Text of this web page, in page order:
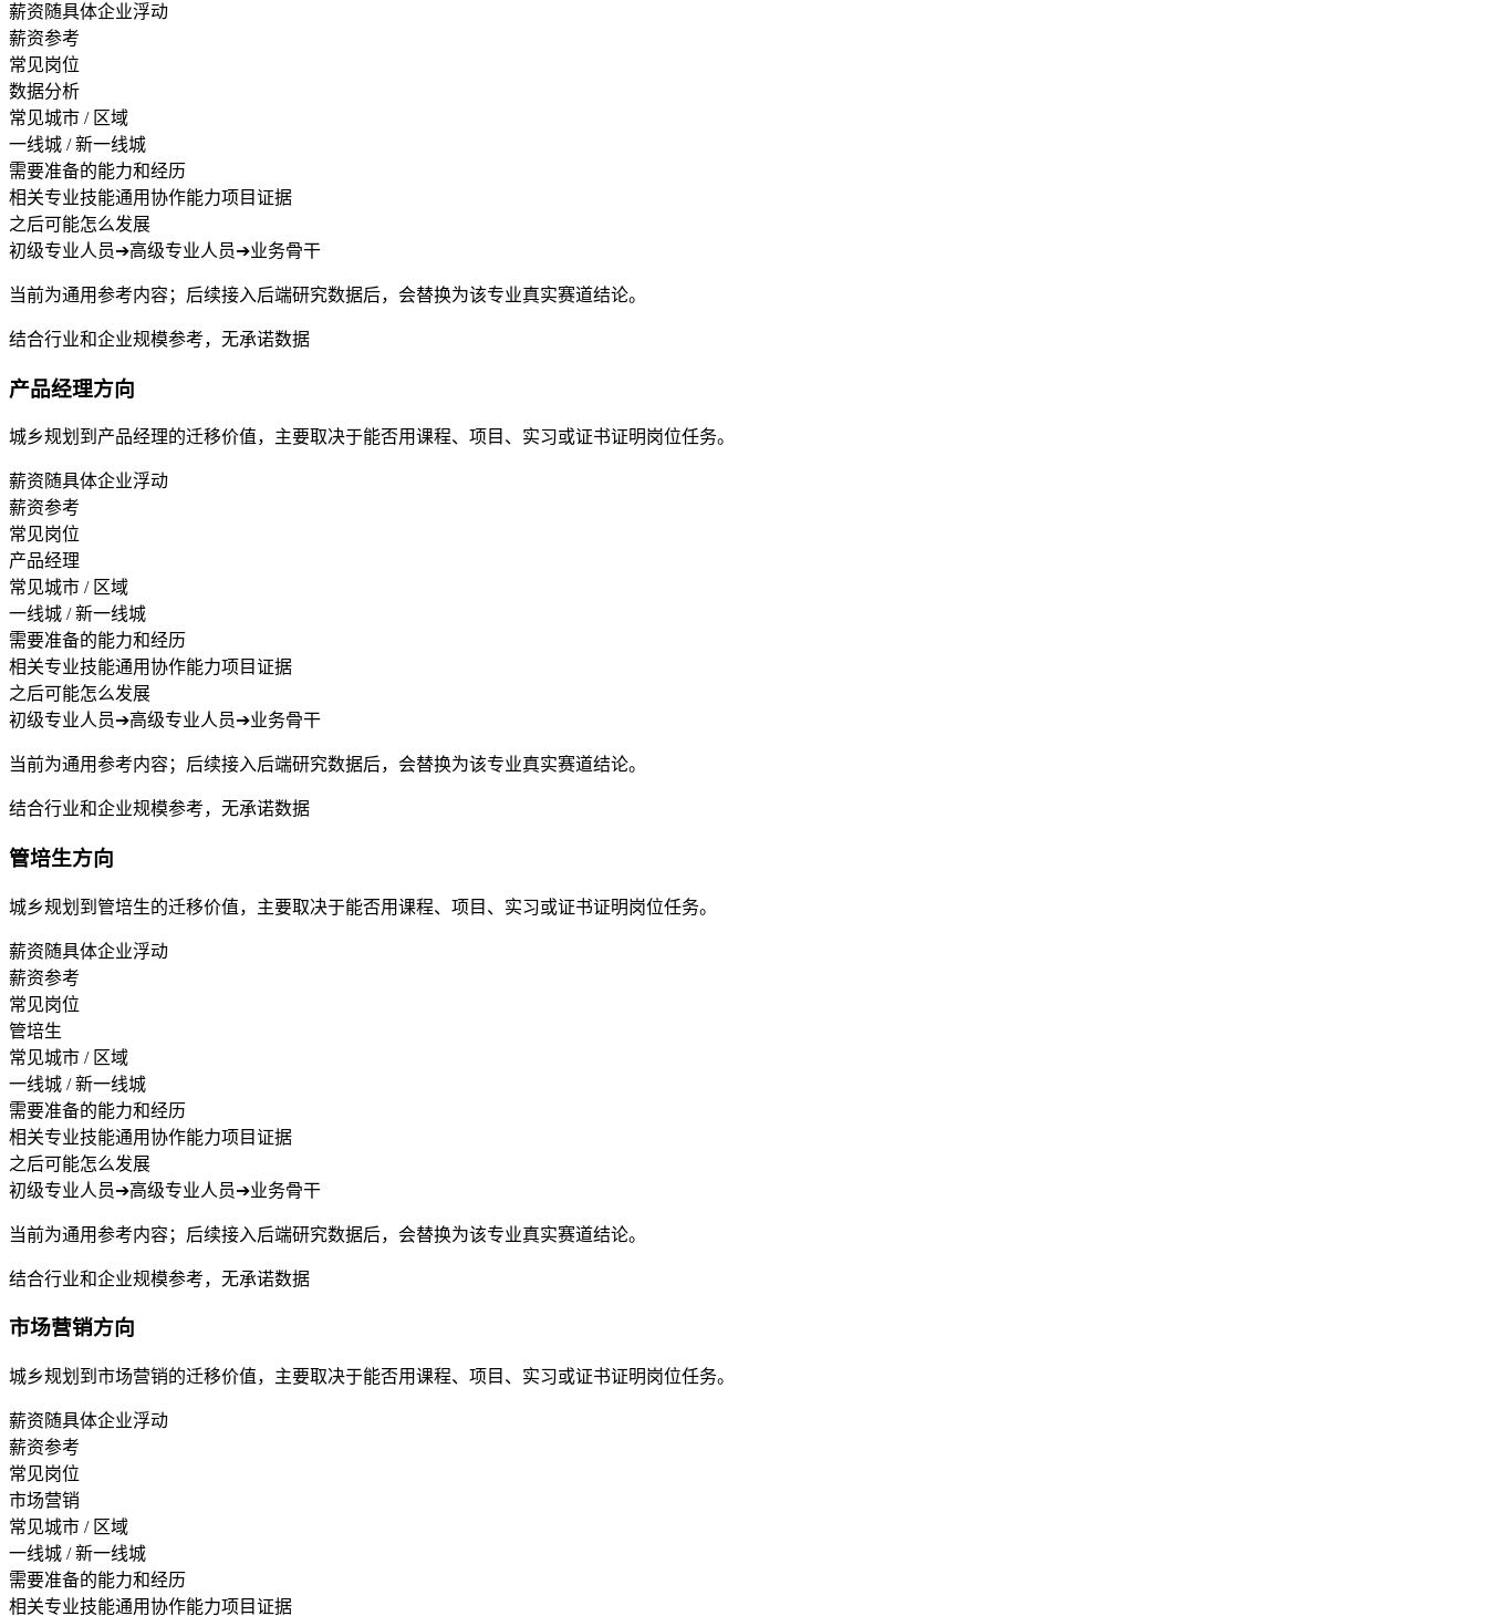
薪资随具体企业浮动
薪资参考
常见岗位
数据分析
常见城市 / 区域
一线城 / 新一线城
需要准备的能力和经历
相关专业技能通用协作能力项目证据
之后可能怎么发展
初级专业人员➔高级专业人员➔业务骨干
当前为通用参考内容；后续接入后端研究数据后，会替换为该专业真实赛道结论。
结合行业和企业规模参考，无承诺数据
产品经理方向
城乡规划到产品经理的迁移价值，主要取决于能否用课程、项目、实习或证书证明岗位任务。
薪资随具体企业浮动
薪资参考
常见岗位
产品经理
常见城市 / 区域
一线城 / 新一线城
需要准备的能力和经历
相关专业技能通用协作能力项目证据
之后可能怎么发展
初级专业人员➔高级专业人员➔业务骨干
当前为通用参考内容；后续接入后端研究数据后，会替换为该专业真实赛道结论。
结合行业和企业规模参考，无承诺数据
管培生方向
城乡规划到管培生的迁移价值，主要取决于能否用课程、项目、实习或证书证明岗位任务。
薪资随具体企业浮动
薪资参考
常见岗位
管培生
常见城市 / 区域
一线城 / 新一线城
需要准备的能力和经历
相关专业技能通用协作能力项目证据
之后可能怎么发展
初级专业人员➔高级专业人员➔业务骨干
当前为通用参考内容；后续接入后端研究数据后，会替换为该专业真实赛道结论。
结合行业和企业规模参考，无承诺数据
市场营销方向
城乡规划到市场营销的迁移价值，主要取决于能否用课程、项目、实习或证书证明岗位任务。
薪资随具体企业浮动
薪资参考
常见岗位
市场营销
常见城市 / 区域
一线城 / 新一线城
需要准备的能力和经历
相关专业技能通用协作能力项目证据